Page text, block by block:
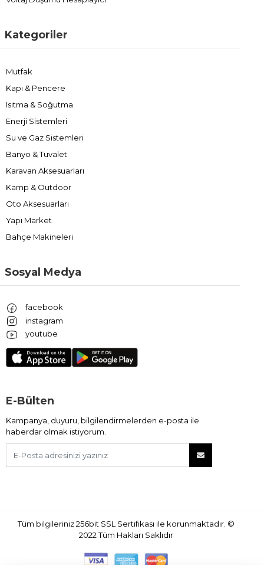
Kategoriler
Mutfak
Kapı & Pencere
Isıtma & Soğutma
Enerji Sistemleri
Su ve Gaz Sistemleri
Banyo & Tuvalet
Karavan Aksesuarları
Kamp & Outdoor
Oto Aksesuarları
Yapı Market
Bahçe Makineleri
Sosyal Medya
facebook
instagram
youtube
E-Bülten
Kampanya, duyuru, bilgilendirmelerden e-posta ile
haberdar olmak istiyorum.
Tüm bilgileriniz 256bit SSL Sertifikası ile korunmaktadır. ©
2022Tüm Hakları Saklıdır